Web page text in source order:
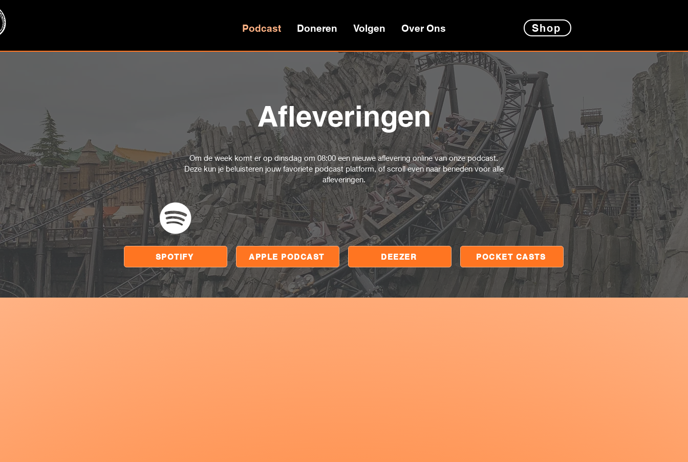
Podcast Doneren Volgen Over Ons Shop
Afleveringen
Om de week komt er op dinsdag om 08:00 een nieuwe aflevering online van onze podcast.
Deze kun je beluisteren jouw favoriete podcast platform, of scroll even naar beneden voor alle
afleveringen.
SPOTIFY APPLE PODCAST DEEZER POCKET CASTS